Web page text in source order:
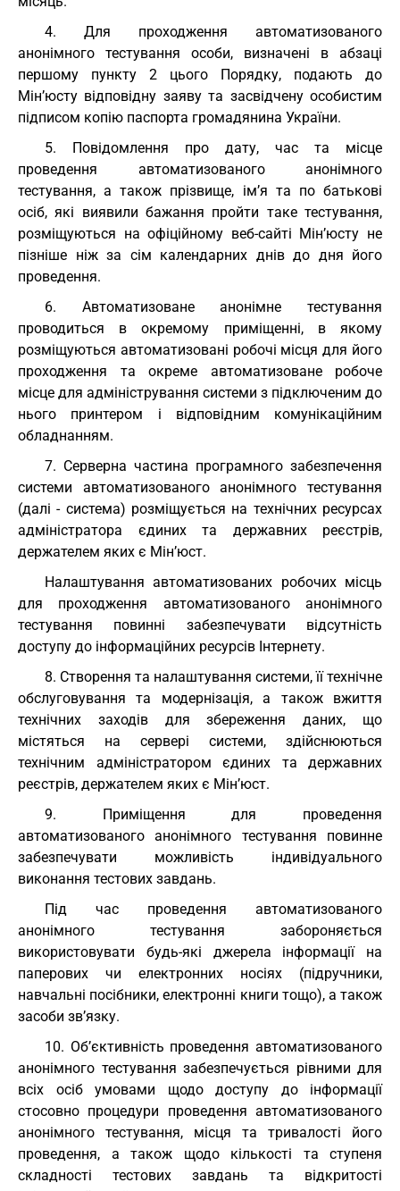
4. Для проходження автоматизованого
анонімного тестування особи, визначені в абзаці
першому пункту 2 цього Порядку, подають до
Мін’юсту відповідну заяву та засвідчену особистим
підписом копію паспорта громадянина України.
5. Повідомлення про дату, час та місце
проведення автоматизованого анонімного
тестування, а також прізвище, ім’я та по батькові
осіб, які виявили бажання пройти таке тестування,
розміщуються на офіційному веб-сайті Мін’юсту не
пізніше ніж за сім календарних днів до дня його
проведення.
6. Автоматизоване анонімне тестування
проводиться в окремому приміщенні, в якому
розміщуються автоматизовані робочі місця для його
проходження та окреме автоматизоване робоче
місце для адміністрування системи з підключеним до
нього принтером і відповідним комунікаційним
обладнанням.
7. Серверна частина програмного забезпечення
системи автоматизованого анонімного тестування
(далі - система) розміщується на технічних ресурсах
адміністратора єдиних та державних реєстрів,
держателем яких є Мін’юст.
Налаштування автоматизованих робочих місць
для проходження автоматизованого анонімного
тестування повинні забезпечувати відсутність
доступу до інформаційних ресурсів Інтернету.
8. Створення та налаштування системи, її технічне
обслуговування та модернізація, а також вжиття
технічних заходів для збереження даних, що
містяться на сервері системи, здійснюються
технічним адміністратором єдиних та державних
реєстрів, держателем яких є Мін’юст.
9. Приміщення для проведення
автоматизованого анонімного тестування повинне
забезпечувати можливість індивідуального
виконання тестових завдань.
Під час проведення автоматизованого
анонімного тестування забороняється
використовувати будь-які джерела інформації на
паперових чи електронних носіях (підручники,
навчальні посібники, електронні книги тощо), а також
засоби зв’язку.
10. Об’єктивність проведення автоматизованого
анонімного тестування забезпечується рівними для
всіх осіб умовами щодо доступу до інформації
стосовно процедури проведення автоматизованого
анонімного тестування, місця та тривалості його
проведення, а також щодо кількості та ступеня
складності тестових завдань та відкритості